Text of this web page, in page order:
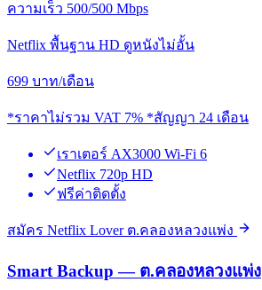
ความเร็ว 500/500 Mbps
Netflix พื้นฐาน HD ดูหนังไม่อั้น
699 บาท/เดือน
*ราคาไม่รวม VAT 7% *สัญญา 24 เดือน
เราเตอร์ AX3000 Wi-Fi 6
Netflix 720p HD
ฟรีค่าติดตั้ง
สมัคร Netflix Lover ต.คลองหลวงแพ่ง
Smart Backup — ต.คลองหลวงแพ่ง